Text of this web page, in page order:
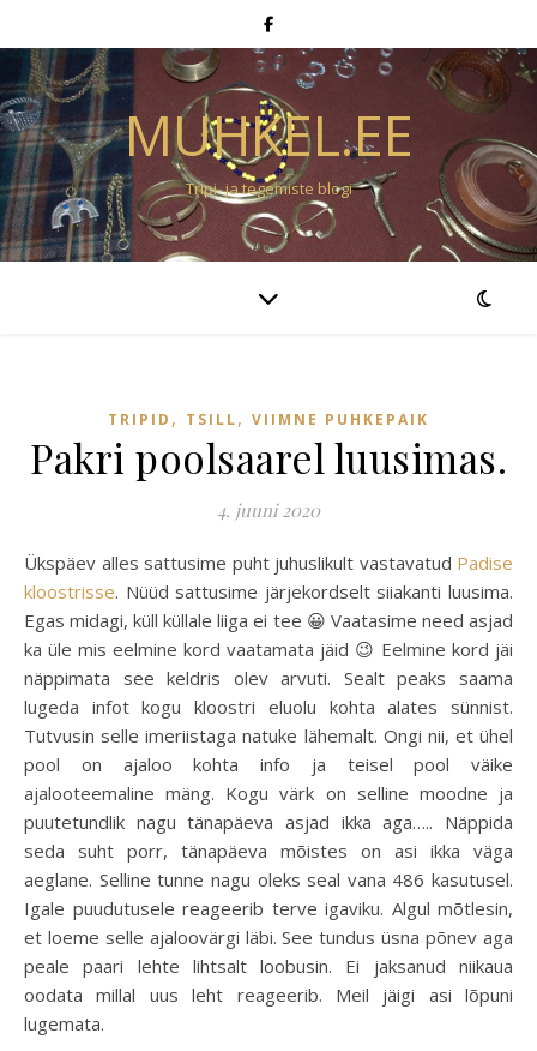
MUHKEL.EE
Tripi- ja tegemiste blogi
TRIPID , TSILL, VIIMNE PUHKEPAIK
Pakri poolsaarel luusimas.
4. juuni 2020
Ükspäev alles sattusime puht juhuslikult vastavatud Padise
kloostrisse. Nüüd sattusime järjekordselt siiakanti luusima.
Egas midagi, küll küllale liiga ei tee 😀 Vaatasime need asjad
ka üle mis eelmine kord vaatamata jäid 😉 Eelmine kord jäi
näppimata see keldris olev arvuti. Sealt peaks saama
lugeda infot kogu kloostri eluolu kohta alates sünnist.
Tutvusin selle imeriistaga natuke lähemalt. Ongi nii, et ühel
pool on ajaloo kohta info ja teisel pool väike
ajalooteemaline mäng. Kogu värk on selline moodne ja
puutetundlik nagu tänapäeva asjad ikka aga….. Näppida
seda suht porr, tänapäeva mõistes on asi ikka väga
aeglane. Selline tunne nagu oleks seal vana 486 kasutusel.
Igale puudutusele reageerib terve igaviku. Algul mõtlesin,
et loeme selle ajaloovärgi läbi. See tundus üsna põnev aga
peale paari lehte lihtsalt loobusin. Ei jaksanud niikaua
oodata millal uus leht reageerib. Meil jäigi asi lõpuni
lugemata.